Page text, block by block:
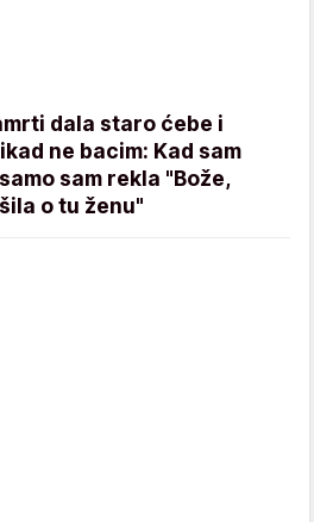
dala staro ćebe i
ne bacim: Kad sam
sam rekla "Bože,
o tu ženu"